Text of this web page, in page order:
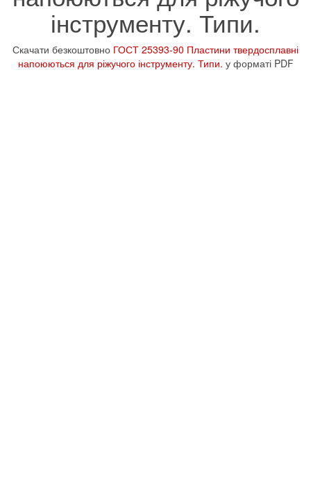
інструменту. Типи.
Скачати безкоштовно ГОСТ 25393-90 Пластини твердосплавні
напоюються для ріжучого інструменту. Типи. у форматі PDF